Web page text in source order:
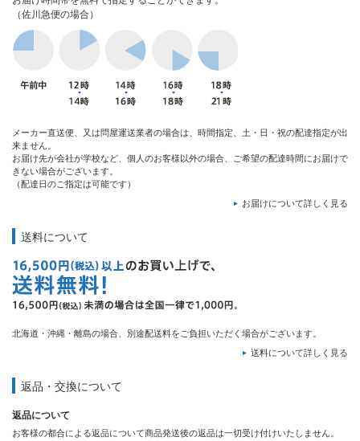
（佐川急便の場合）
メーカー直送便、又は問屋運送業者の場合は、時間指定、土・日・祝の配達指定が出
来ません。
お届け先が会社が学校など、個人のお客様以外の場合、ご希望の配達時間にお届けで
きない場合がございます。
（配達日のご指定は可能です）
お届けについて詳しく見る
送料について
北海道・沖縄・離島の場合、別途配送料をご負担いただく場合がございます。
送料について詳しく見る
返品・交換について
返品について
お客様の都合による返品について商品発送後の返品は一切受け付けいたしません。